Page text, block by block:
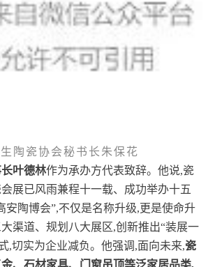
陶瓷协会秘书长朱保花
叶德林作为承办方代表致辞。他说,瓷
展已风雨兼程十一载、成功举办十五
安陶博会”,不仅是名称升级,更是使命升
渠道、规划八大展区,创新推出“装展一
,切实为企业减负。他强调,面向未来,瓷